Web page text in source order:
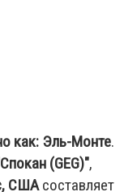
как: Эль-Монте.
(GEG)",
СШАсоставляет